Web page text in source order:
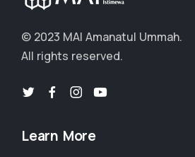
© 2023 MAI Amanatul Ummah.
All rights reserved.
Learn More